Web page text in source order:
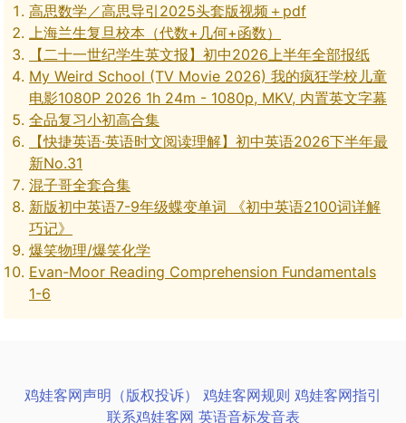
高思数学／高思导引2025头套版视频＋pdf
上海兰生复旦校本（代数+几何+函数）
【二十一世纪学生英文报】初中2026上半年全部报纸
My Weird School (TV Movie 2026) 我的疯狂学校儿童
电影1080P 2026 1h 24m - 1080p, MKV, 内置英文字幕
全品复习小初高合集
【快捷英语·英语时文阅读理解】初中英语2026下半年最
新No.31
混子哥全套合集
新版初中英语7-9年级蝶变单词 《初中英语2100词详解
巧记》
爆笑物理/爆笑化学
Evan-Moor Reading Comprehension Fundamentals
1-6
鸡娃客网声明（版权投诉） 鸡娃客网规则 鸡娃客网指引
联系鸡娃客网 英语音标发音表